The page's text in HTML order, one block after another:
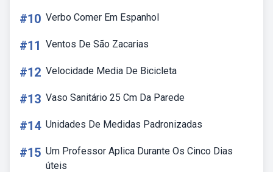
#10 Verbo Comer Em Espanhol
#11 Ventos De São Zacarias
#12 Velocidade Media De Bicicleta
#13 Vaso Sanitário 25 Cm Da Parede
#14 Unidades De Medidas Padronizadas
#15 Um Professor Aplica Durante Os Cinco Dias
úteis